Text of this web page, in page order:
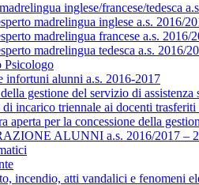
inglese/francese/tedesca
madrelingua inglese a.s. 2016/
madrelingua francese a.s. 2016/
madrelingua tedesca a.s. 2016/
Psicologo
infortuni alunni a.s. 2016-2017
gestione del servizio di
incarico triennale ai docenti
aperta per la concessione della
ALUNNI a.s. 2016/2017 –
incendio, atti vandalici e fenomeni